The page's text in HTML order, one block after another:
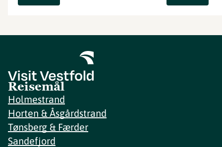
Reisemål
Holmestrand
Horten & Åsgårdstrand
Tønsberg & Færder
Sandefjord